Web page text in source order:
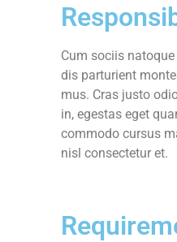
Cum sociis
dis parturient
mus. Cras justo
in, egestas eget
commodo cursus
nisl consectetur et.